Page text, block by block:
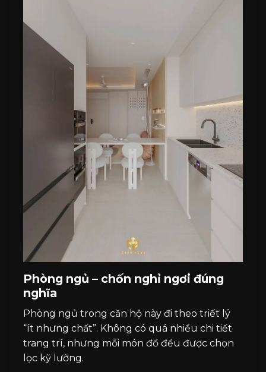
Phòng ngủ – chốn nghỉ ngơi đúng
nghĩa
Phòng ngủ trong căn hộ này đi theo triết lý
“ít nhưng chất”. Không có quá nhiều chi tiết
trang trí, nhưng mỗi món đồ đều được chọn
lọc kỹ lưỡng.